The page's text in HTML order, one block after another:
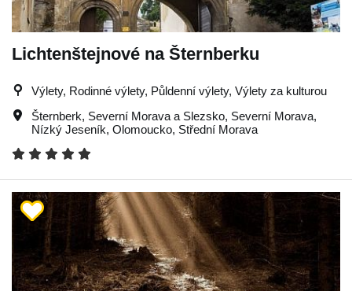
Lichtenštejnové na Šternberku
Výlety, Rodinné výlety, Půldenní výlety, Výlety za kulturou
Šternberk, Severní Morava a Slezsko, Severní Morava,
Nízký Jeseník, Olomoucko, Střední Morava